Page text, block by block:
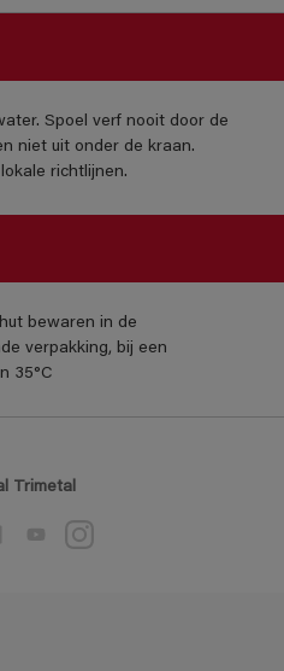
Spoel verf nooit door de
niet uit onder de kraan.
richtlijnen.
bewaren in de
verpakking, bij een
35°C
Trimetal